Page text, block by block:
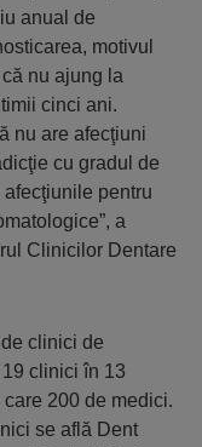
anual de
motivul
nu ajung la
cinci ani.
nu are afecţiuni
cu gradul de
pentru
a
Clinicilor Dentare
clinici de
clinici în 13
200 de medici.
se află Dent